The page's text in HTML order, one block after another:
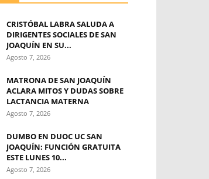
CRISTÓBAL LABRA SALUDA A
DIRIGENTES SOCIALES DE SAN
JOAQUÍN EN SU...
Agosto 7, 2026
MATRONA DE SAN JOAQUÍN
ACLARA MITOS Y DUDAS SOBRE
LACTANCIA MATERNA
Agosto 7, 2026
DUMBO EN DUOC UC SAN
JOAQUÍN: FUNCIÓN GRATUITA
ESTE LUNES 10...
Agosto 7, 2026